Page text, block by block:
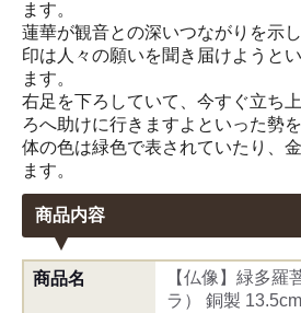
ます。
蓮華が観音との深いつながりを示
印は人々の願いを聞き届けようと
ます。
右足を下ろしていて、今すぐ立ち
ろへ助けに行きますよといった勢
体の色は緑色で表されていたり、
ます。
商品内容
商品名
【仏像】緑多羅
ラ） 銅製